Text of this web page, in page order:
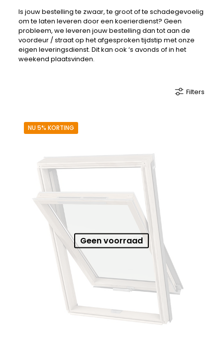
Is jouw bestelling te zwaar, te groot of te schadegevoelig
om te laten leveren door een koerierdienst? Geen
probleem, we leveren jouw bestelling dan tot aan de
voordeur / straat op het afgesproken tijdstip met onze
eigen leveringsdienst. Dit kan ook ‘s avonds of in het
weekend plaatsvinden.
Filters
NU 5% KORTING
Geen voorraad